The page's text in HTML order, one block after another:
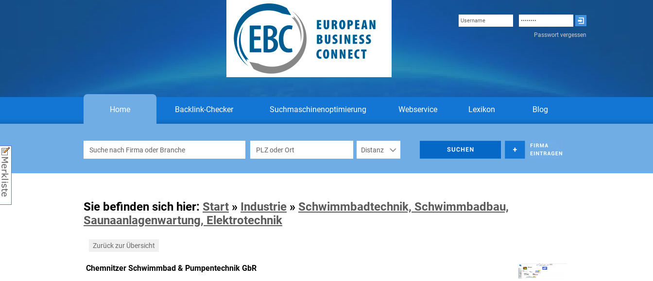
Passwort vergessen
Home Backlink-Checker Suchmaschinenoptimierung Webservice Lexikon Blog
Sie befinden sich hier: Start » Industrie » Schwimmbadtechnik, Schwimmbadbau,
Saunaanlagenwartung, Elektrotechnik
Zurück zur Übersicht
Chemnitzer Schwimmbad & Pumpentechnik GbR